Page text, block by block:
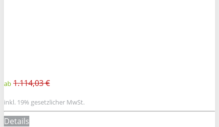
ab 1.114,03 €
inkl. 19% gesetzlicher MwSt.
Details